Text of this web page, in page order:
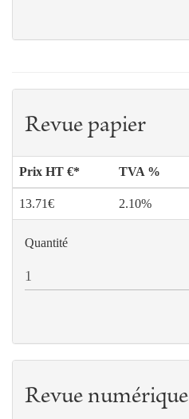
Revue papier
Prix HT €* TVA %
13.71€ 2.10%
Quantité
Revue numérique